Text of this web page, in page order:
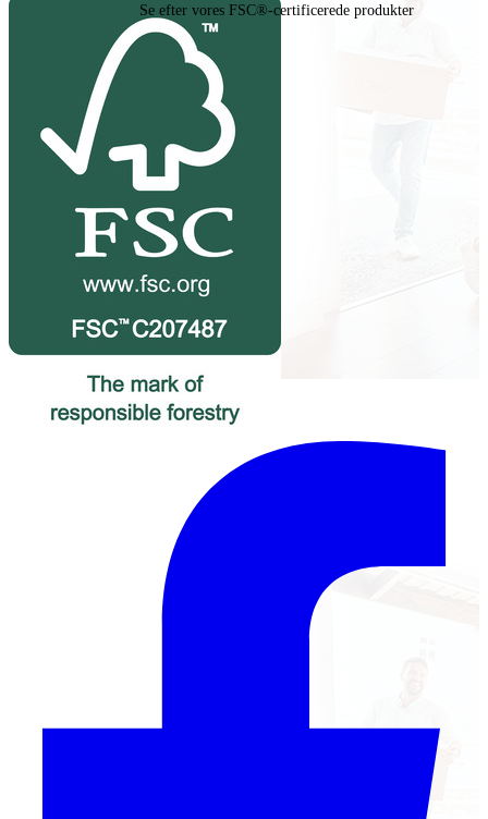
Se efter vores FSC®-certificerede produkter